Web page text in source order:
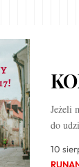
Jeżeli
do
10